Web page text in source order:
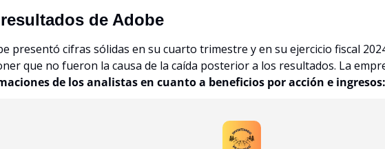
de Adobe
presentó cifras sólidas en su cuarto trimestre y en su ejercicio fiscal
que no fueron la causa de la caída posterior a los resultados. La
de los analistas en cuanto a beneficios por acción e ingresos: